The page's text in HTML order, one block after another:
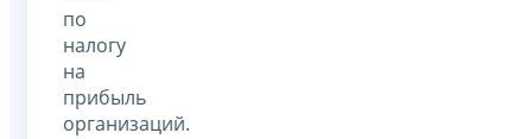
по
налогу
на
прибыль
организаций.